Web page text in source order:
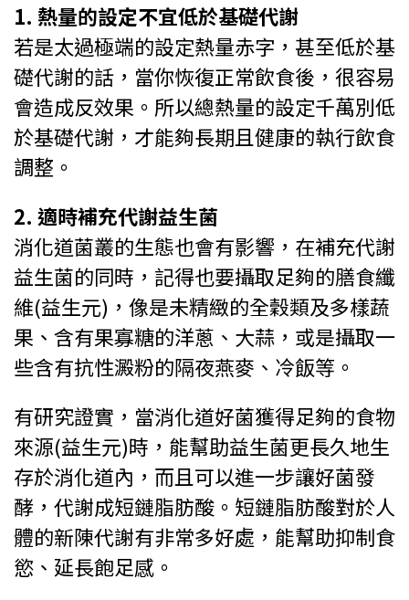
1. 熱量的設定不宜低於基礎代謝
若是太過極端的設定熱量赤字，甚至低於基
礎代謝的話，當你恢復正常飲食後，很容易
會造成反效果。所以總熱量的設定千萬別低
於基礎代謝，才能夠長期且健康的執行飲食
調整。
2. 適時補充代謝益生菌
消化道菌叢的生態也會有影響，在補充代謝
益生菌的同時，記得也要攝取足夠的膳食纖
維(益生元)，像是未精緻的全穀類及多樣蔬
果、含有果寡糖的洋蔥、大蒜，或是攝取一
些含有抗性澱粉的隔夜燕麥、冷飯等。
有研究證實，當消化道好菌獲得足夠的食物
來源(益生元)時，能幫助益生菌更長久地生
存於消化道內，而且可以進一步讓好菌發
酵，代謝成短鏈脂肪酸。短鏈脂肪酸對於人
體的新陳代謝有非常多好處，能幫助抑制食
慾、延長飽足感。